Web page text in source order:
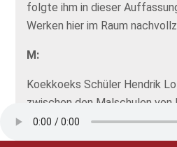
folgte ihm in dieser
Werken hier im Raum
M:
Koekkoeks Schüler Hendrik
zwischen den Malschulen von
Seine nebelverhangene
1850er Jahren sehen Sie hier